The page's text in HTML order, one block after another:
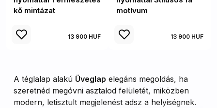
kő mintázat
13 900 HUF
motívum
13 900 HUF
A téglalap alakú Üveglap elegáns megoldás, ha
szeretnéd megóvni asztalod felületét, miközben
modern, letisztult megjelenést adsz a helyiségnek.